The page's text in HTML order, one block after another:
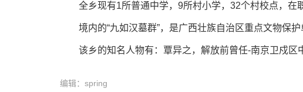
全乡现有1所普通中学，9所村小学，32个村校点，在
境内的“九如汉墓群”，是广西壮族自治区重点文物保护
该乡的知名人物有：覃异之，解放前曾任-南京卫戍区
编辑：spring